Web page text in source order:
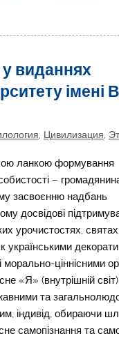
у виданнях
імені
Цивилизация
ланкою формування
–
засвоєнню надбань
досвідові
урочистостях,
українськими
ціннісними
«Я» (внутрішній світ)
та
індивід, обираючи
самопізнання та